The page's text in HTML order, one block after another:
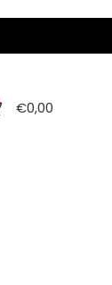
€0,00